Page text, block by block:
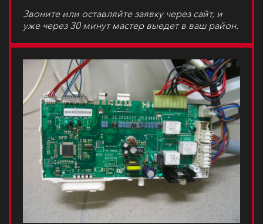
Звоните или оставляйте заявку через сайт, и
уже через 30 минут мастер выедет в ваш район.